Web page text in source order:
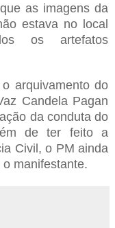
as imagens da
estava no local
os artefatos
arquivamento do
Candela Pagan
da conduta do
de ter feito a
Civil, o PM ainda
manifestante.